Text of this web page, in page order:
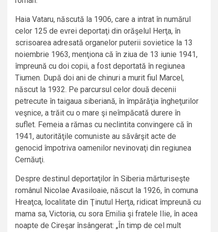
Haia Vataru, născută la 1906, care a intrat în numărul
celor 125 de evrei deportaţi din orăşelul Herţa, în
scrisoarea adresată organelor puterii sovietice la 13
noiembrie 1963, menţiona că în ziua de 13 iunie 1941,
împreună cu doi copii, a fost deportată în regiunea
Tiumen. După doi ani de chinuri a murit fiul Marcel,
născut la 1932. Pe parcursul celor două decenii
petrecute în taigaua siberiană, în împărăţia îngheţurilor
veşnice, a trăit cu o mare şi neîmpăcată durere în
suflet. Femeia a rămas cu neclintita convingere că în
1941, autorităţile comuniste au săvârşit acte de
genocid împotriva oamenilor nevinovaţi din regiunea
Cernăuţi.
Despre destinul deportaţilor în Siberia mărturiseşte
românul Nicolae Avasiloaie, născut la 1926, în comuna
Hreaţca, localitate din Ţinutul Herţa, ridicat împreună cu
mama sa, Victoria, cu sora Emilia şi fratele Ilie, în acea
noapte de Cireşar însângerat: „În timp de cel mult